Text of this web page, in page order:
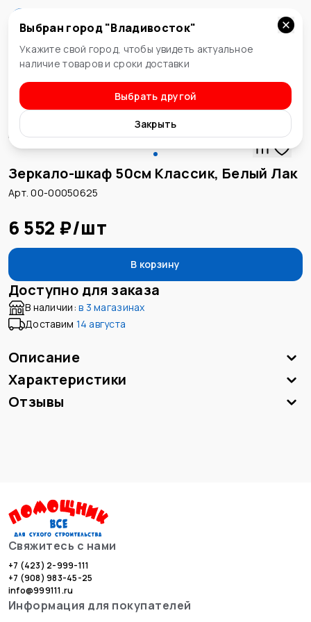
Владивосток
Выбран город "Владивосток"
Укажите свой город, чтобы увидеть актуальное
наличие товаров и сроки доставки
Выбрать другой
Закрыть
Зеркала для ванных комнат
Зеркало-шкаф 50см Классик, Белый Лак
Арт. 00-00050625
6 552 ₽/шт
В корзину
Доступно для заказа
В наличии: в 3 магазинах
Доставим 14 августа
Описание
Характеристики
Отзывы
Свяжитесь с нами
+7 (423) 2-999-111
+7 (908) 983-45-25
info@999111.ru
Информация для покупателей